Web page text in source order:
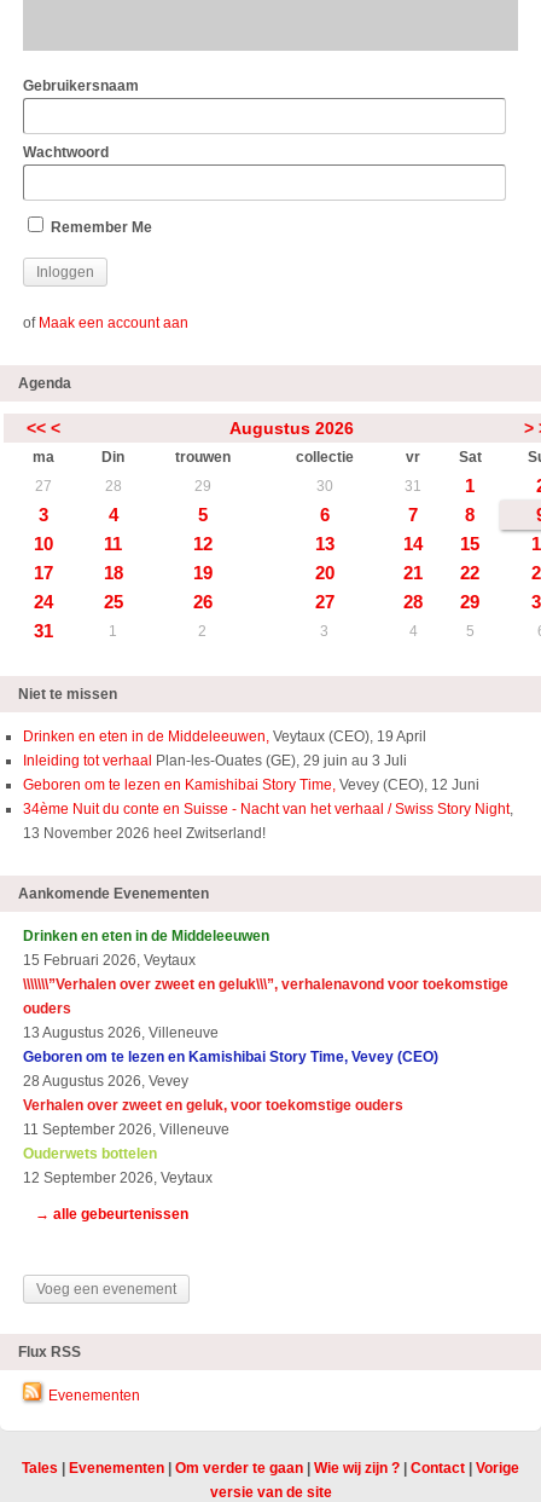
Gebruikersnaam
Wachtwoord
Remember Me
of Maak een account aan
Agenda
<< < Augustus 2026 >
ma Din trouwen collectie vr Sat
27
28 29 30 31 1
3
4 5 6 7 8
10
11 12 13 14 15
17
18 19 20 21 22
24
25 26 27 28 29
31
1 2 3 4 5
Niet te missen
Drinken en eten in de Middeleeuwen, Veytaux (CEO), 19 April
Inleiding tot verhaal Plan-les-Ouates (GE), 29 juin au 3 Juli
Geboren om te lezen en Kamishibai Story Time, Vevey (CEO), 12 Juni
34ème Nuit du conte en Suisse - Nacht van het verhaal / Swiss Story Night,
13 November 2026 heel Zwitserland!
Aankomende Evenementen
Drinken en eten in de Middeleeuwen
15 Februari 2026, Veytaux
\\\\\\\”Verhalen over zweet en geluk\\\”, verhalenavond voor toekomstige
ouders
13 Augustus 2026, Villeneuve
Geboren om te lezen en Kamishibai Story Time, Vevey (CEO)
28 Augustus 2026, Vevey
Verhalen over zweet en geluk, voor toekomstige ouders
11 September 2026, Villeneuve
Ouderwets bottelen
12 September 2026, Veytaux
→ alle gebeurtenissen
Voeg een evenement
Flux RSS
Evenementen
Tales Evenementen Om verder te gaan Wie wij zijn ? Contact
Vorige
versie van de site